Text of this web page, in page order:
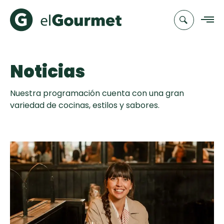
Hot Pancakes
Aguachile de
Camarón de
Cupcakes y
Muffins
A Pura Dulzura
Chefs
Novedades
elGourmet
Noticias
Nuestra programación cuenta con una gran
variedad de cocinas, estilos y sabores.